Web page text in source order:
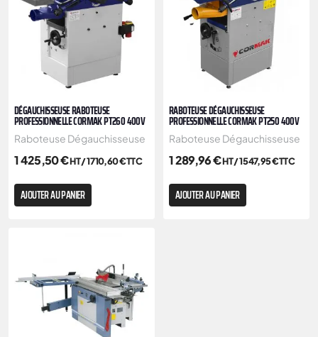
DÉGAUCHISSEUSE RABOTEUSE
PROFESSIONNELLE CORMAK PT260 400V
Raboteuse Dégauchisseuse
1 425,50€HT /1 710,60€TTC
AJOUTER AU PANIER
RABOTEUSE DÉGAUCHISSEUSE
PROFESSIONNELLE CORMAK PT250 400V
Raboteuse Dégauchisseuse
1 289,96€HT /1 547,95€TTC
AJOUTER AU PANIER